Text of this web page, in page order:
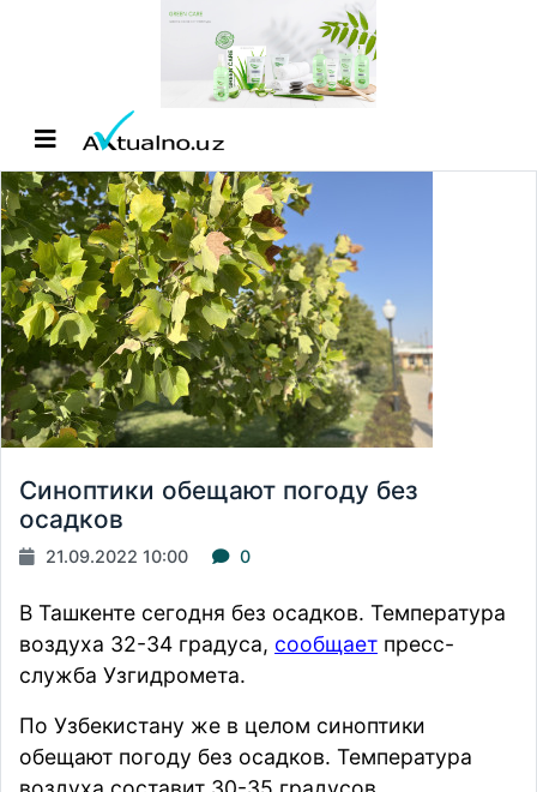
Синоптики обещают погоду без
осадков
21.09.2022 10:00 0
В Ташкенте сегодня без осадков. Температура
воздуха 32-34 градуса, сообщает пресс-
служба Узгидромета.
По Узбекистану же в целом синоптики
обещают погоду без осадков. Температура